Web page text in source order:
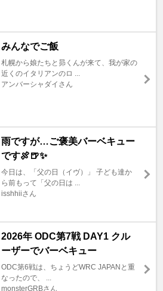
みんなでご飯
札幌から娘たちと昴くんが来て、我が家の
近くのイタリアンのロ ...
アンバーシャダイさん
雨ですが…ご褒美バーベキュー
です🍖🍺✨
今日は、「父の日（イヴ）」 子ども達か
ら前もって「父の日は ...
isshhiiさん
2026年 ODC第7戦 DAY1 クル
ーザーでバーベキュー
ODC第6戦は、ちょうどWRC JAPANと重
なったので、 ...
monsterGRBさん